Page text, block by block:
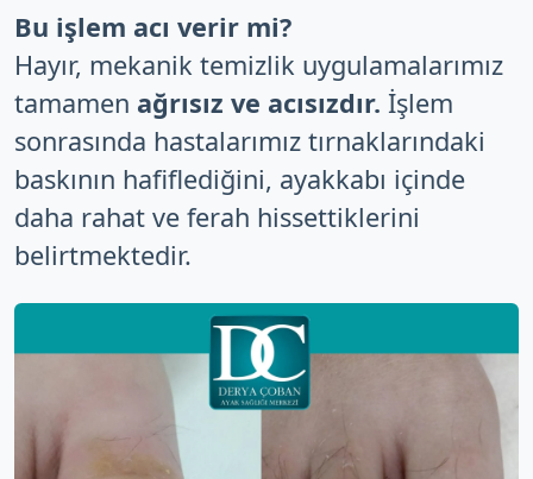
Bu işlem acı verir mi?
Hayır, mekanik temizlik uygulamalarımız
tamamen ağrısız ve acısızdır. İşlem
sonrasında hastalarımız tırnaklarındaki
baskının hafiflediğini, ayakkabı içinde
daha rahat ve ferah hissettiklerini
belirtmektedir.